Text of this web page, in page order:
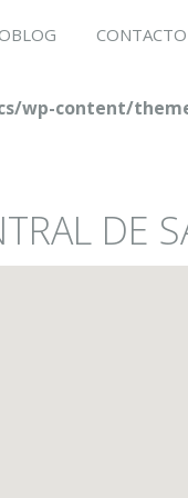
CONTACTO
wp-content/
DE